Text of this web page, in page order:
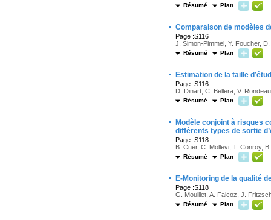
Résumé Plan
· Comparaison de modèles
Page :S116
J. Simon-Pimmel, Y. Foucher,
Résumé Plan
· Estimation de la taille
Page :S116
D. Dinart, C. Bellera, V. Rondeau
Résumé Plan
·
Modèle conjoint à risques
différents types de sortie
Page :S118
B. Cuer, C. Mollevi, T. Conroy,
Résumé Plan
· E-Monitoring de la qualité
Page :S118
G. Mouillet, A. Falcoz, J.
Résumé Plan